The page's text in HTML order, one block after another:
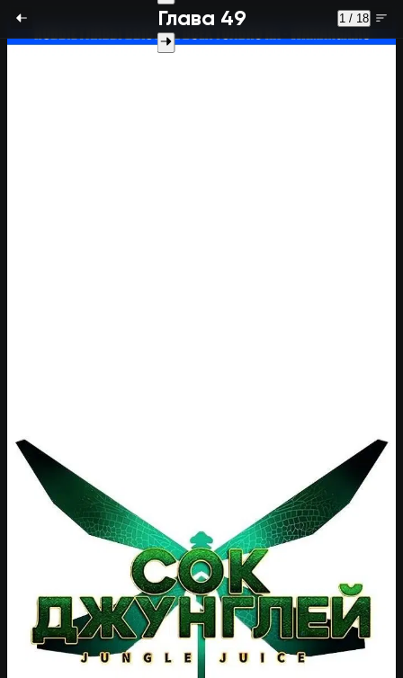
Глава 49 1 / 18